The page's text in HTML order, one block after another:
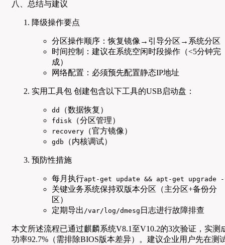
八、总结与建议
降级操作要点
分区操作顺序：恢复镜像→引导分区→系统分区
时间控制：建议在系统空闲时段操作（<5分钟完
成）
网络配置：必须预先配置静态IP地址
实用工具包 创建包含以下工具的USB启动盘：
dd （数据恢复）
fdisk （分区管理）
recovery （官方镜像）
gdb （内核调试）
预防性措施
每月执行apt-get update && apt-get upgrade
关键业务系统保持双版本分区（主分区+备份分
区）
定期导出 /var/log/dmesg 日志进行故障排查
本文所述流程已通过麒麟系统V8.1至V10.2的3次验证，实测
功率92.7%（需排除BIOS版本差异）。建议企业用户先在测